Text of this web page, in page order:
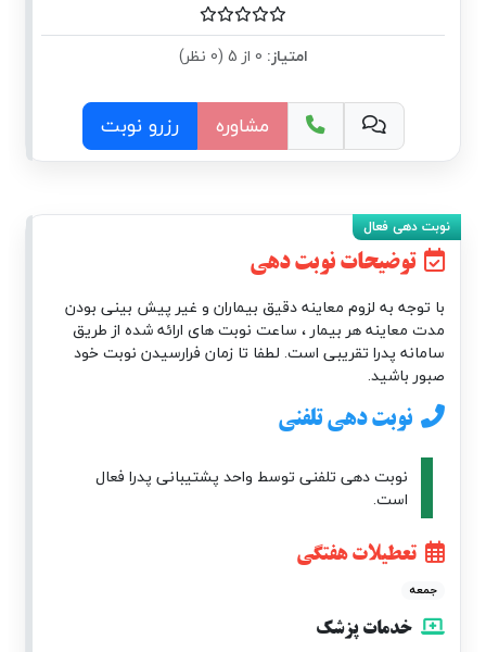
امتیاز:
مشاوره رزرو نوبت
توضیحات نوبت دهی
با توجه به لزوم معاینه دقیق بیماران و غیر پیش بینی بودن
مدت معاینه هر بیمار ، ساعت نوبت های ارائه شده از طریق
سامانه پدرا تقریبی است. لطفا تا زمان فرارسیدن نوبت خود
صبور باشید.
نوبت دهی تلفنی
نوبت دهی تلفنی توسط واحد پشتیبانی پدرا فعال
است.
تعطیلات هفتگی
جمعه
خدمات پزشک